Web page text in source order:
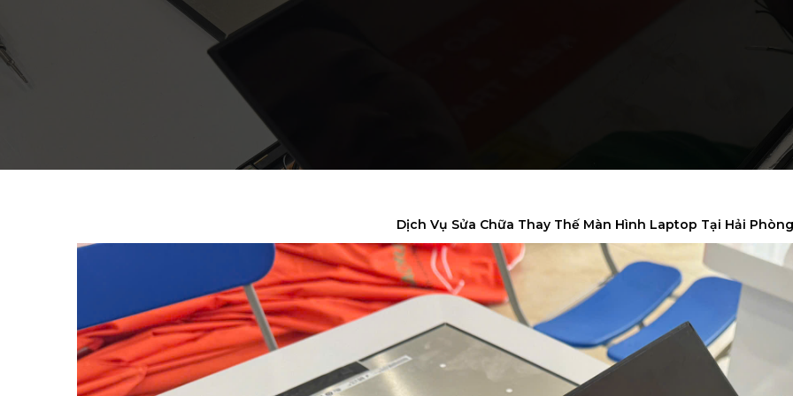
Dịch Vụ Sửa Chữa Thay Thế Màn Hình Laptop Tại Hải Phòng